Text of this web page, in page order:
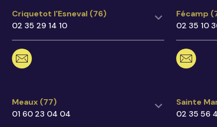
Criquetot l'Esneval (76)
02 35 29 14 10
criquetot@ecegroupe.fr
17 Route de Vergetot,
76280 Criquetot l'Esneval
Criquetot l'Esneval (76)
02 35 29 14 10
Fécamp
02 35
23
76400
Fécamp
02 35 10
Meaux (77)
01 60 23 04 04
Meaux (77)
01 60 23 04 04
Sainte
02 35
Sainte
02 35 56